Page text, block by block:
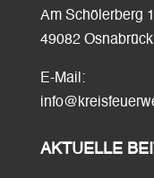
Am Schölerberg 1
49082 Osnabrück
E-Mail:
AKTUELLE